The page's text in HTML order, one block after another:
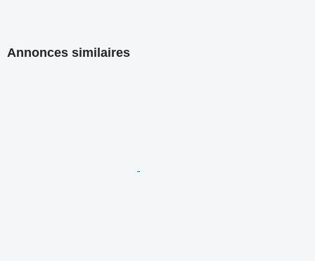
Annonces similaires